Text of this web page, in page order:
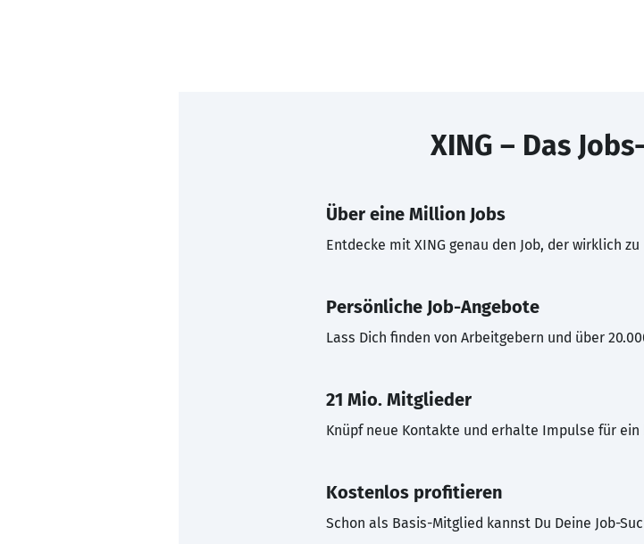
XING – Das
Über eine Million Jobs
Entdecke mit XING genau den Job, der wirklich zu
Persönliche Job-Angebote
Lass Dich finden von Arbeitgebern und über
21 Mio. Mitglieder
Knüpf neue Kontakte und erhalte Impulse für ein
Kostenlos profitieren
Schon als Basis-Mitglied kannst Du Deine Job-